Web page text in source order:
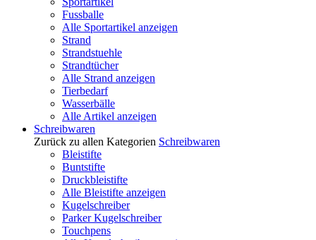
Fussballe
Alle Sportartikel anzeigen
Strand
Strandstuehle
Strandtücher
Alle Strand anzeigen
Tierbedarf
Wasserbälle
Alle Artikel anzeigen
Schreibwaren
Zurück zu allen Kategorien Schreibwaren
Bleistifte
Buntstifte
Druckbleistifte
Alle Bleistifte anzeigen
Kugelschreiber
Parker Kugelschreiber
Touchpens